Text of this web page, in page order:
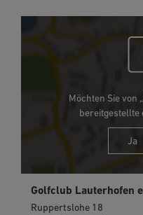
Möchten Sie von
bereitgestellte
Ja
Golfclub Lauterhofen
Ruppertslohe 18